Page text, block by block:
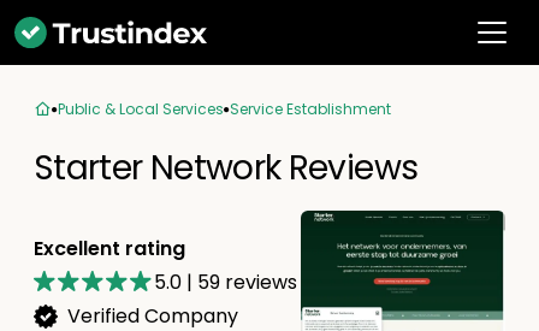
Public & Local Services Service Establishment
Starter Network Reviews
Excellent rating
5.0 | 59 reviews
Verified Company